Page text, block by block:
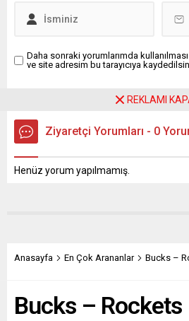
Daha sonraki yorumlarımda
ve site adresim bu tarayıcıya
Ziyaretçi Yorumları - 0
Henüz yorum yapılmamış.
Anasayfa En Çok Arananlar Bucks –
Bucks – Rockets
REKLAMI